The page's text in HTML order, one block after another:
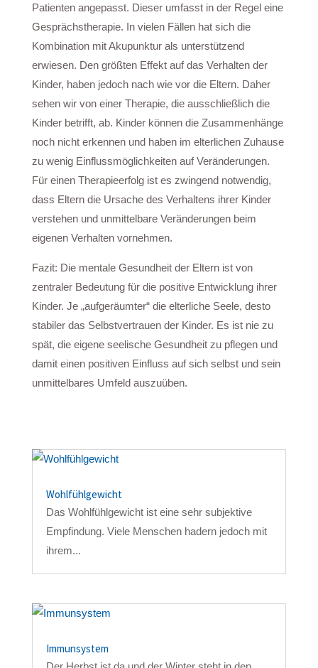
Patienten angepasst. Dieser umfasst in der Regel eine
Gesprächstherapie. In vielen Fällen hat sich die
Kombination mit Akupunktur als unterstützend
erwiesen. Den größten Effekt auf das Verhalten der
Kinder, haben jedoch nach wie vor die Eltern. Daher
sehen wir von einer Therapie, die ausschließlich die
Kinder betrifft, ab. Kinder können die Zusammenhänge
noch nicht erkennen und haben im elterlichen Zuhause
zu wenig Einflussmöglichkeiten auf Veränderungen.
Für einen Therapieerfolg ist es zwingend notwendig,
dass Eltern die Ursache des Verhaltens ihrer Kinder
verstehen und unmittelbare Veränderungen beim
eigenen Verhalten vornehmen.
Fazit: Die mentale Gesundheit der Eltern ist von
zentraler Bedeutung für die positive Entwicklung ihrer
Kinder. Je „aufgeräumter“ die elterliche Seele, desto
stabiler das Selbstvertrauen der Kinder. Es ist nie zu
spät, die eigene seelische Gesundheit zu pflegen und
damit einen positiven Einfluss auf sich selbst und sein
unmittelbares Umfeld auszuüben.
Wohlfühlgewicht
Das Wohlfühlgewicht ist eine sehr subjektive
Empfindung. Viele Menschen hadern jedoch mit
ihrem...
Immunsystem